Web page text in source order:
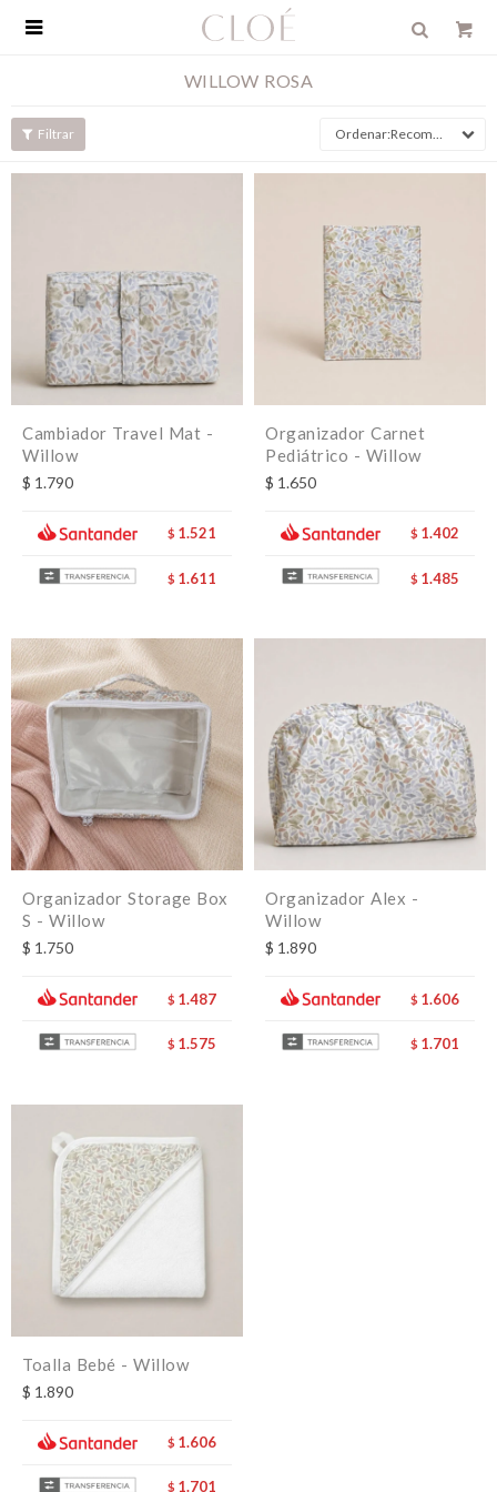

WILLOW ROSA
Recomendados
Cambiador Travel Mat -
Willow
$ 1.790
$ 1.521
$ 1.611
Organizador Carnet
Pediátrico - Willow
$ 1.650
$ 1.402
$ 1.485
Organizador Storage Box
S - Willow
$ 1.750
$ 1.487
$ 1.575
Organizador Alex -
Willow
$ 1.890
$ 1.606
$ 1.701
Toalla Bebé - Willow
$ 1.890
$ 1.606
$ 1.701